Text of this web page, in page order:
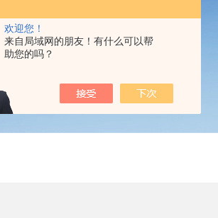
欢迎您！
来自局域网的朋友！有什么可以帮
助您的吗？